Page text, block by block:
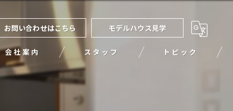
お問い合わせはこちら モデルハウス見学
会社案内 スタッフ トピック